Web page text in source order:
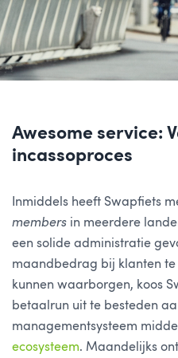
Awesome service:
incassoproces
Inmiddels heeft Swapfiets
members in meerdere
een solide administratie
maandbedrag bij klanten te
kunnen waarborgen, koos
betaalrun uit te besteden
managementsysteem
ecosysteem. Maandelijks